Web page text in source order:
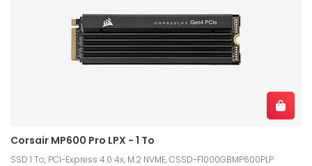
Corsair MP600 Pro LPX - 1 To
SSD 1 To, PCI-Express 4.0 4x, M.2 NVME, CSSD-F1000GBMP600PLP